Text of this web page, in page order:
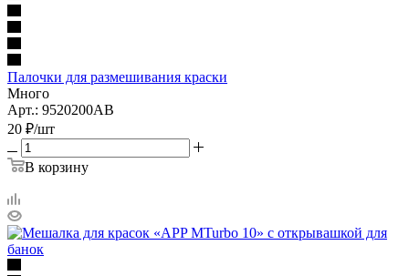
Палочки для размешивания краски
Много
Арт.: 9520200AB
20 ₽/шт
В корзину